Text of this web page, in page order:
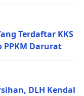
Terdaftar KKS
PPKM Darurat
DLH Kendal